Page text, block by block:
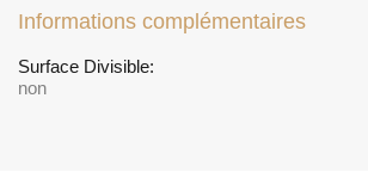
Informations complémentaires
Surface Divisible:
non